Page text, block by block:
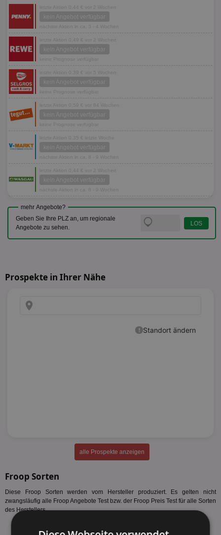
letzte Aktion 0,44 € vor 2 Wochen
kein Angebot verfügbar
nächste Aktion in ca. 3 - 4 Wochen
letzte Aktion 0,49 € vor 2 Wochen
kein Angebot verfügbar
keine Prognose verfügbar
letzte Aktion 0,39 € vor 5 Wochen
kein Angebot verfügbar
keine Prognose verfügbar
letzte Aktion 0,59 € vor 84 Wochen
kein Angebot verfügbar
keine Prognose verfügbar
letzte Aktion 0,35 € letzte Woche
kein Angebot verfügbar
nächste Aktion in ca. 8 - 9 Wochen
letzte Aktion 0,44 € vor 2 Wochen
kein Angebot verfügbar
nächste Aktion in ca. 8 - 9 Wochen
mehr Angebote?
Geben Sie Ihre PLZ an, um regionale
Angebote zu sehen.
Prospekte in Ihrer Nähe
alle Prospekte anzeigen
Froop Sorten
Diese Froop Sorten werden vom Hersteller produziert. Es gelten nicht
zwangsläufig alle Froop Angebote Test bzw. der Froop Preis Test für alle Sorten
des Herstellers.
Müller Froop Ananas-Passionsfrucht 150g